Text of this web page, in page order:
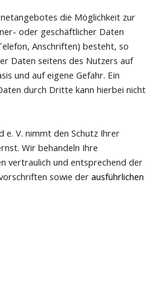
die Möglichkeit zur
oder geschäftlicher Daten
Anschriften) besteht, so
Daten seitens des Nutzers auf
und auf eigene Gefahr. Ein
durch Dritte kann hierbei nicht
e. V. nimmt den Schutz Ihrer
Wir behandeln Ihre
vertraulich und entsprechend der
sowie der ausführlichen
e. V.